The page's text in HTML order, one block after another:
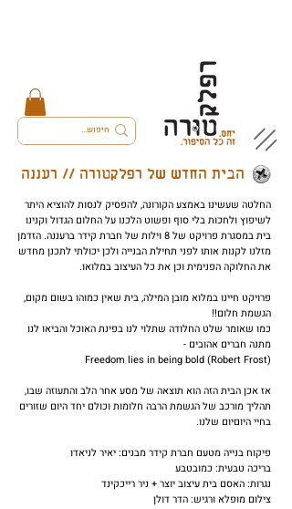
הבית החדש של רפלקטורה // רעננה
החלטה שעשינו באמצע הקורונה, להפסיק לנסות להוציא היתר
לשיפוץ ולחכות בלי סוף ופשוט הלכנו על החלום הגדול וקנינו
בית במסגרת פרויקט של 8 וילות של חברת קידר ברעננה. הזדמן
מזלנו לקנות אותו לפני תחילת הבנייה ולכן יכולתי לתכנן מחדש
את החלוקה הפנימית וכן את כל העיצוב במלואו.
פרויקט חיינו במלוא מובן המילה, בית שאין כמוהו בשום מקום,
הגשמת חלום!!​
כמו שאומר שלט החלודה שתלוי לנו בפינת האוכל והביאו לנו
מתנה חברים אהובים -
Freedom lies in being bold (Robert Frost)
אז אכן הבית הזה הוא תוצאה של מסע אחר הלב והתעוזה שבו,
תהליך מורכב של הגשמת הרבה חלומות וכולם יחד היום שזורים
בחיי היוםיום שלנו.
פיקוח בנייה מטעם חברת קידר מבנים: יאיר לניאדו
בריכה טבעית: כמובטבע
נגרות: האסם בית עיצוב יוצר + ניר רייכקינד
צילום מופלא ורגיש: הדר דולן